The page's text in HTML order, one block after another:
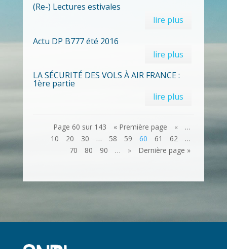
(Re-) Lectures estivales
lire plus
Actu DP B777 été 2016
lire plus
LA SÉCURITÉ DES VOLS À AIR FRANCE :
1ère partie
lire plus
Page 60 sur 143 « Première page «
…
10
20 30 … 58 59 60 61 62
…
70
80 90 … » Dernière page »